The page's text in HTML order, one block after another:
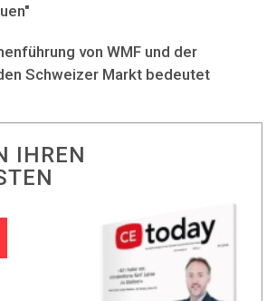
von WMF und der
Schweizer Markt bedeutet
IHREN